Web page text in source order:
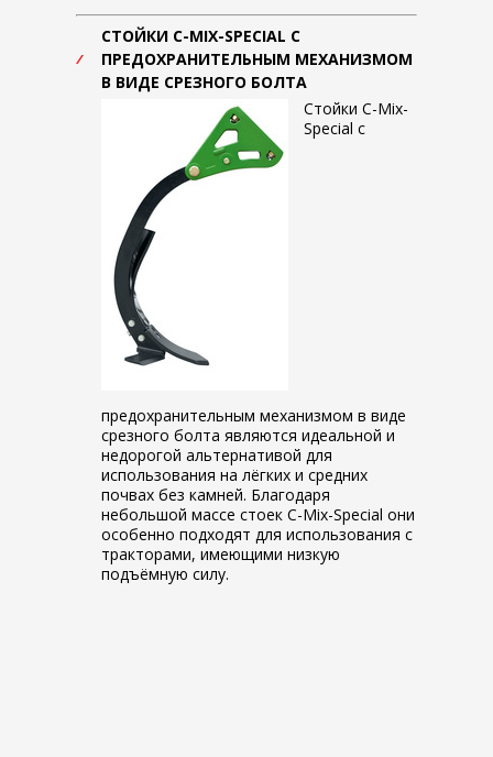
СТОЙКИ C-MIX-SPECIAL С
ПРЕДОХРАНИТЕЛЬНЫМ МЕХАНИЗМОМ
В ВИДЕ СРЕЗНОГО БОЛТА
Стойки C-Mix-
Special с
предохранительным механизмом в виде
срезного болта являются идеальной и
недорогой альтернативой для
использования на лёгких и средних
почвах без камней. Благодаря
небольшой массе стоек C-Mix-Special они
особенно подходят для использования с
тракторами, имеющими низкую
подъёмную силу.